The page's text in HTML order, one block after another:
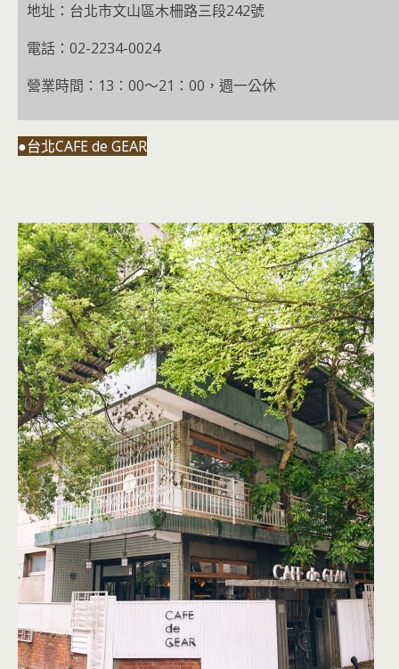
地址：台北市文山區木柵路三段242號
電話：02-2234-0024
營業時間：13：00～21：00，週一公休
●台北CAFE de GEAR